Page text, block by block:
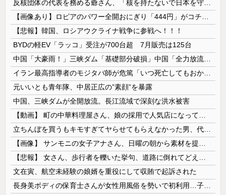
【悲報】韓国、ロシアウクライナ戦争に参戦へ！！！
BYDの軽EV「ラッコ」受注が700台超 7月販売は125台
元いいとも青年隊、中居正広の”素顔”を暴露
中国、三峡ダムが全開放流。長江流域で深刻な洪水被害
文在寅、航空未経験の娘婿を重役にして収賄で起訴された